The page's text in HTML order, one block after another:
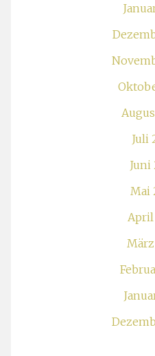
Juli
Juni
Mai
April